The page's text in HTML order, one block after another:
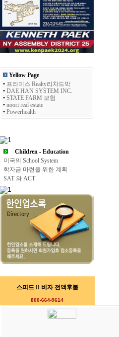
Yellow Page
• 프라미스 Realty리차드박
• DAE HAN SYSTEM INC.
• STATE FARM 보험
• noori real estate
• Powerhealth
Children - Education
미국의 School System
학자금 마련을 위한 계획
SAT 와 ACT
스피드 !! 비자 전액후불
800-664-9614